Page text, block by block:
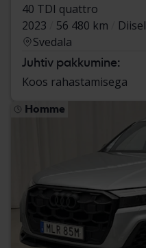
40 TDI quattro
2023
56 480 km
Diisel
Svedala
Juhtiv pakkumine:
Koos rahastamisega
Homme